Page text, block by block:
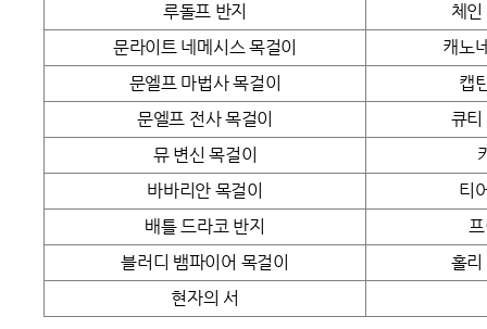
루돌프 반지
체
문라이트 네메시스 목걸이
캐노
문엘프 마법사 목걸이
캡
문엘프 전사 목걸이
큐티
뮤 변신 목걸이
바바리안 목걸이
티
배틀 드라코 반지
블러디 뱀파이어 목걸이
홀리
현자의 서